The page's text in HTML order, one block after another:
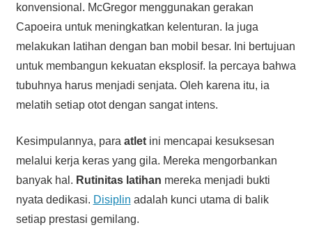
konvensional. McGregor menggunakan gerakan
Capoeira untuk meningkatkan kelenturan. Ia juga
melakukan latihan dengan ban mobil besar. Ini bertujuan
untuk membangun kekuatan eksplosif. Ia percaya bahwa
tubuhnya harus menjadi senjata. Oleh karena itu, ia
melatih setiap otot dengan sangat intens.
Kesimpulannya, para atletini mencapai kesuksesan
melalui kerja keras yang gila. Mereka mengorbankan
banyak hal. Rutinitas latihan mereka menjadi bukti
nyata dedikasi. Disiplin adalah kunci utama di balik
setiap prestasi gemilang.